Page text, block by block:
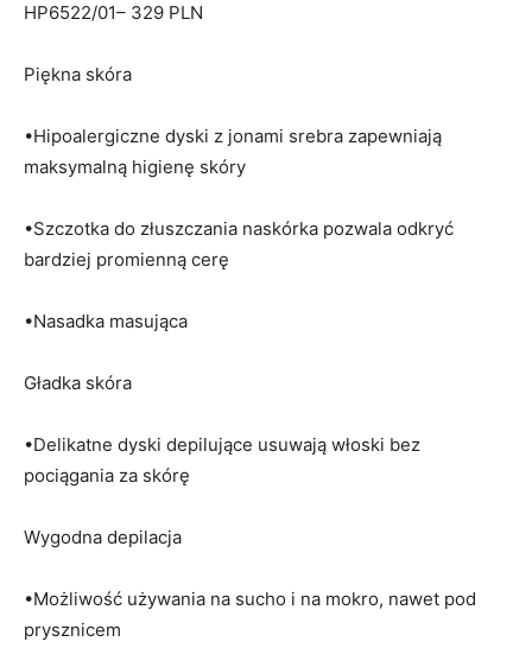
HP6522/01– 329 PLN
Piękna skóra
•Hipoalergiczne dyski z jonami srebra zapewniają
maksymalną higienę skóry
•Szczotka do złuszczania naskórka pozwala odkryć
bardziej promienną cerę
•Nasadka masująca
Gładka skóra
•Delikatne dyski depilujące usuwają włoski bez
pociągania za skórę
Wygodna depilacja
•Możliwość używania na sucho i na mokro, nawet pod
prysznicem